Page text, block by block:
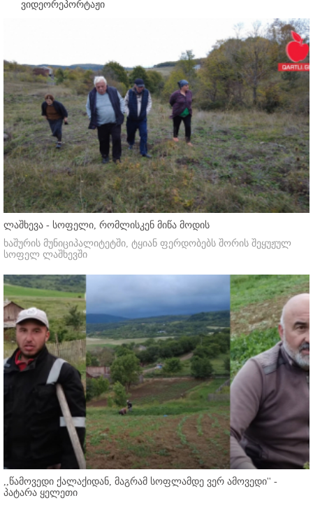
ვიდეორეპორტაჟი
ლაშხევა - სოფელი, რომლისკენ მიწა მოდის
ხაშურის მუნიციპალიტეტში, ტყიან ფერდობებს შორის შეყუჟულ
სოფელ ლაშხევში
,,წამოვედი ქალაქიდან, მაგრამ სოფლამდე ვერ ამოვედი'' -
პატარა ყელეთი